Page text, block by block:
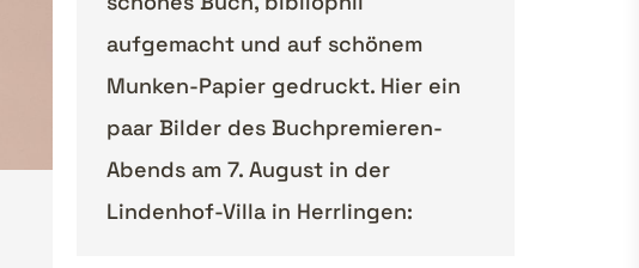
aufgemacht und auf schönem
Munken-Papier gedruckt. Hier ein
paar Bilder des Buchpremieren-
Abends am 7. August in der
Lindenhof-Villa in Herrlingen: